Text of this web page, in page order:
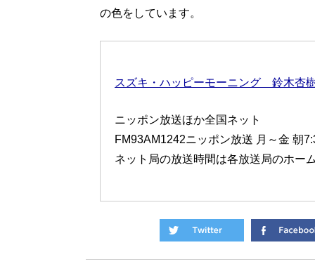
の色をしています。
スズキ・ハッピーモーニング 鈴木杏
ニッポン放送ほか全国ネット
FM93AM1242ニッポン放送 月～金 朝
ネット局の放送時間は各放送局のホー